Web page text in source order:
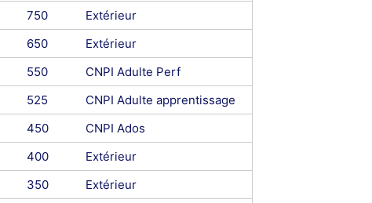
750
Extérieur
650
Extérieur
550
CNPI Adulte Perf
525
CNPI Adulte apprentissage
450
CNPI Ados
400
Extérieur
350
Extérieur